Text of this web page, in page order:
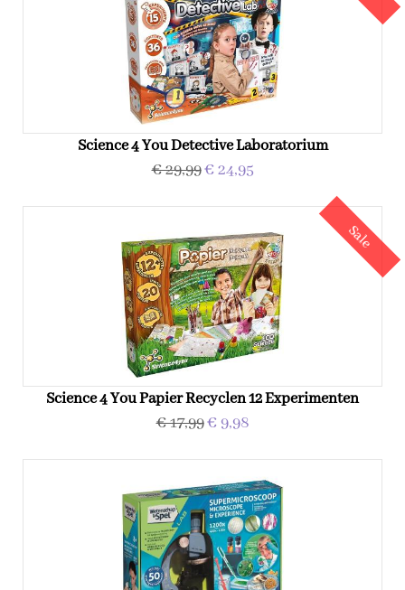
Science 4 You Detective Laboratorium
€ 29,99€ 24,95
Sale
Science 4 You Papier Recyclen 12 Experimenten
€ 17,99€ 9,98